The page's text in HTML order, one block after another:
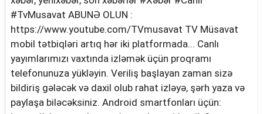
#TvMusavat ABUNƏ OLUN :
https://www.youtube.com/TVmusavat TV Müsavat
mobil tətbiqləri artıq hər iki platformada... Canlı
yayımlarımızı vaxtında izləmək üçün proqramı
telefonunuza yükləyin. Veriliş başlayan zaman sizə
bildiriş gələcək və daxil olub rahat izləyə, şərh yaza və
paylaşa biləcəksiniz. Android smartfonları üçün: